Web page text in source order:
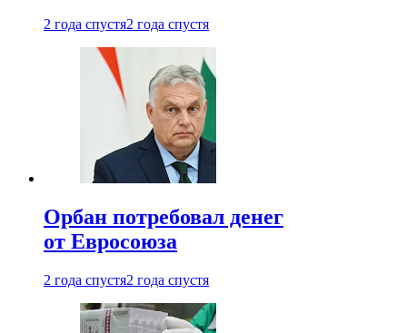
2 года спустя2 года спустя
Орбан потребовал денег
от Евросоюза
2 года спустя2 года спустя